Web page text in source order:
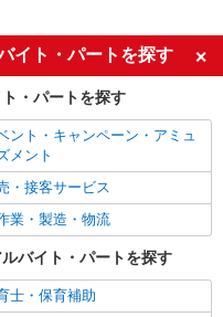
ル（40代～）活躍中
勤OK
保険あり
イト・パートを探す
・パートを探す
ント・キャンペーン・アミュ
メント
・接客サービス
業・製造・物流
バイト・パートを探す
士・保育補助